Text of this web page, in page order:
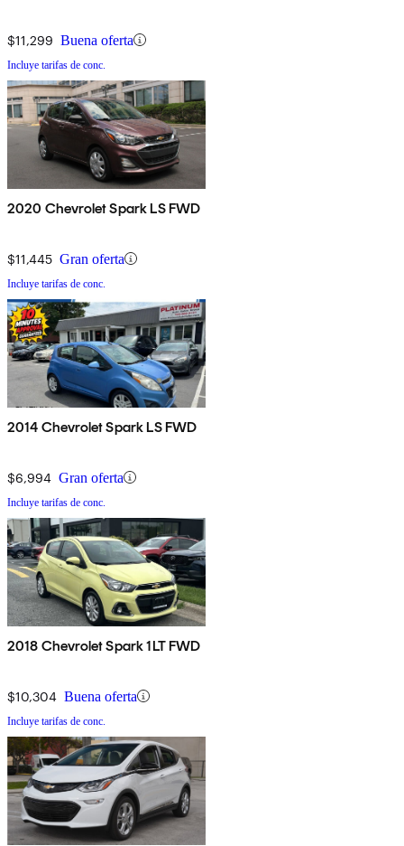
$11,299 Buena oferta
Incluye tarifas de conc.
2020 Chevrolet Spark LS FWD
$11,445 Gran oferta
Incluye tarifas de conc.
2014 Chevrolet Spark LS FWD
$6,994 Gran oferta
Incluye tarifas de conc.
2018 Chevrolet Spark 1LT FWD
$10,304 Buena oferta
Incluye tarifas de conc.